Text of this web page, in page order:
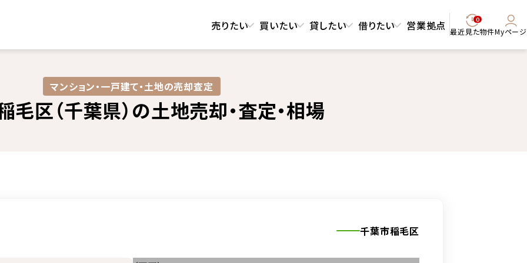
売りたい 買いたい 貸したい 借りたい 営業拠点 0
最近見た物件Myページ
マンション・一戸建て・土地の売却査定​
毛区（千葉県）の土地売却・査定・相場
千葉市稲毛区